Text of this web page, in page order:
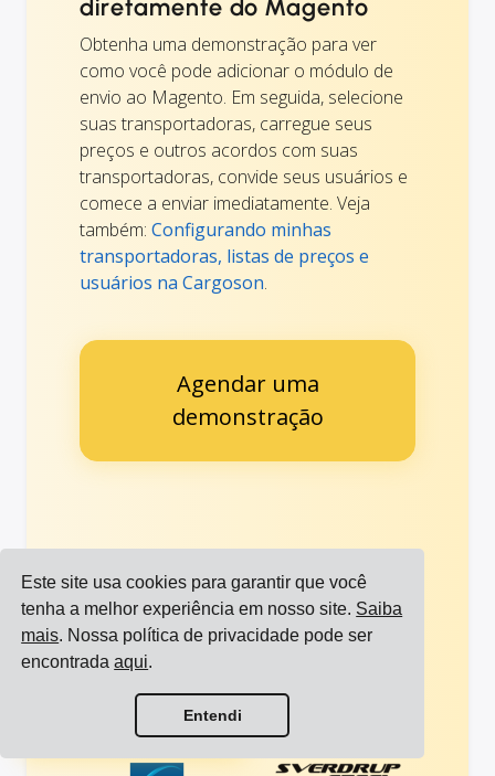
Este site usa cookies para garantir que você
tenha a melhor experiência em nosso site. Saiba
mais. Nossa política de privacidade pode ser
encontradaaqui.
Entendi
diretamente do Magento
Obtenha uma demonstração para ver
como você pode adicionar o módulo de
envio ao Magento. Em seguida, selecione
suas transportadoras, carregue seus
preços e outros acordos com suas
transportadoras, convide seus usuários e
comece a enviar imediatamente. Veja
também: Configurando minhas
transportadoras, listas de preços e
usuários na Cargoson.
Agendar uma
demonstração
Confiado por marcas
internacionais líderes
Ver mais
referências
Ver todas as integrações
Ver todas as transportadoras